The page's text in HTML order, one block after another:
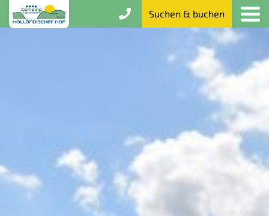
Suchen & buchen